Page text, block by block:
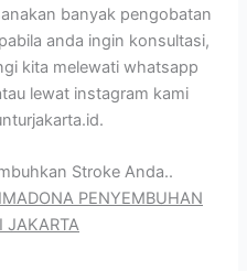
banyak pengobatan
anda ingin konsultasi,
kita melewati whatsapp
lewat instagram kami
Stroke Anda..
PENYEMBUHAN
JAKARTA